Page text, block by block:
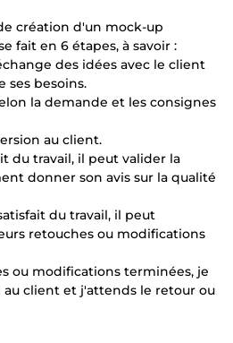
création d'un mock-up
fait en 6 étapes, à savoir :
des idées avec le client
ses besoins.
la demande et les consignes
au client.
du travail, il peut valider la
donner son avis sur la qualité
du travail, il peut
retouches ou modifications
ou modifications terminées, je
au client et j'attends le retour ou